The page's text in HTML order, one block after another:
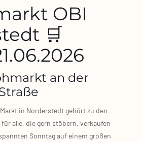
OBI
🛒
an der
in Nor­der­stedt gehört zu den
alle, die gern stö­bern, ver­kau­fen
Sonn­tag auf einem gro­ßen